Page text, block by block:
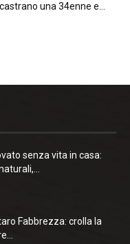
una 34enne e...
senza vita in casa:
Fabbrezza: crolla la